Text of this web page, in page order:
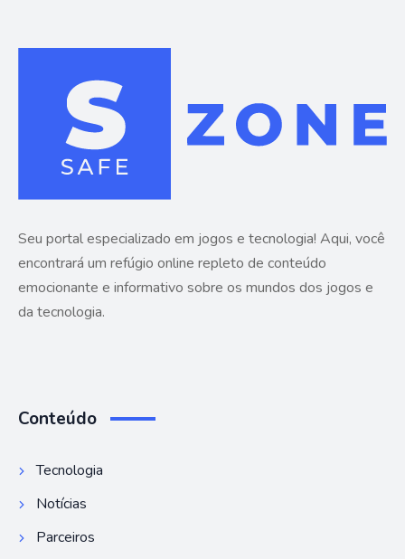
Seu portal especializado em jogos e tecnologia! Aqui, você
encontrará um refúgio online repleto de conteúdo
emocionante e informativo sobre os mundos dos jogos e
da tecnologia.
Conteúdo
Tecnologia
Notícias
Parceiros